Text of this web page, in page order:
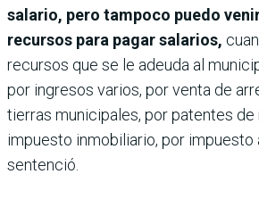
salario, pero tampoco puedo
recursos para pagar salarios,
recursos que se le adeuda al
por ingresos varios, por venta de
tierras municipales, por patentes de
impuesto inmobiliario, por impuesto
sentenció.